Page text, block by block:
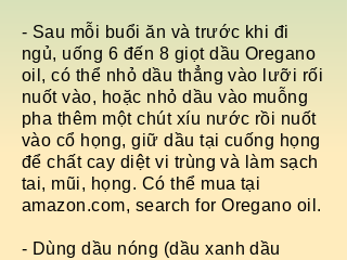
- Sau mỗi buổi ăn và trước khi đi
ngủ, uống 6 đến 8 giọt dầu Oregano
oil, có thể nhỏ dầu thẳng vào lưỡi rối
nuốt vào, hoặc nhỏ dầu vào muỗng
pha thêm một chút xíu nước rồi nuốt
vào cổ họng, giữ dầu tại cuống họng
để chất cay diệt vi trùng và làm sạch
tai, mũi, họng. Có thể mua tại
amazon.com, search for Oregano oil.
- Dùng dầu nóng (dầu xanh dầu